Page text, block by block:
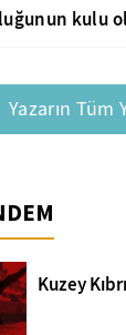
kulu
Yazarın Tüm
Kuzey